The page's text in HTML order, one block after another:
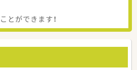
とができます！